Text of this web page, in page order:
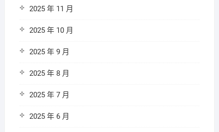
2025 年 11 月
2025 年 10 月
2025 年 9 月
2025 年 8 月
2025 年 7 月
2025 年 6 月